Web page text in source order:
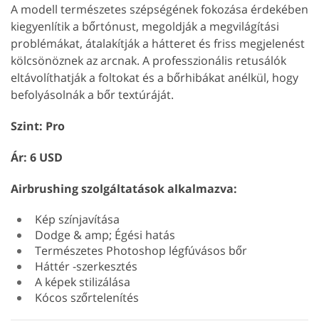
A modell természetes szépségének fokozása érdekében
kiegyenlítik a bőrtónust, megoldják a megvilágítási
problémákat, átalakítják a hátteret és friss megjelenést
kölcsönöznek az arcnak. A professzionális retusálók
eltávolíthatják a foltokat és a bőrhibákat anélkül, hogy
befolyásolnák a bőr textúráját.
Szint: Pro
Ár: 6 USD
Airbrushing szolgáltatások alkalmazva:
Kép színjavítása
Dodge & amp; Égési hatás
Természetes Photoshop légfúvásos bőr
Háttér -szerkesztés
A képek stilizálása
Kócos szőrtelenítés